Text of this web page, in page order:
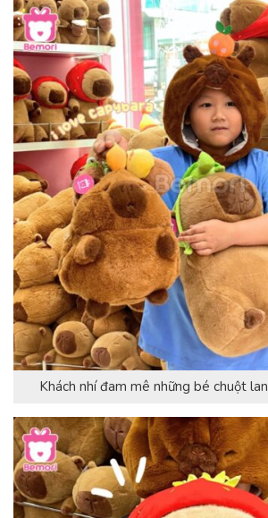
Khách nhí đam mê những bé chuột